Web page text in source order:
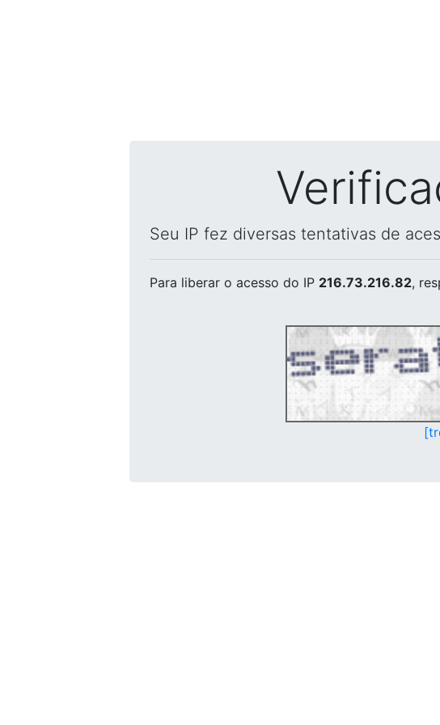
Seu IP fez diversas tentativas de
Para liberar o acesso do IP 216.73.216.82,